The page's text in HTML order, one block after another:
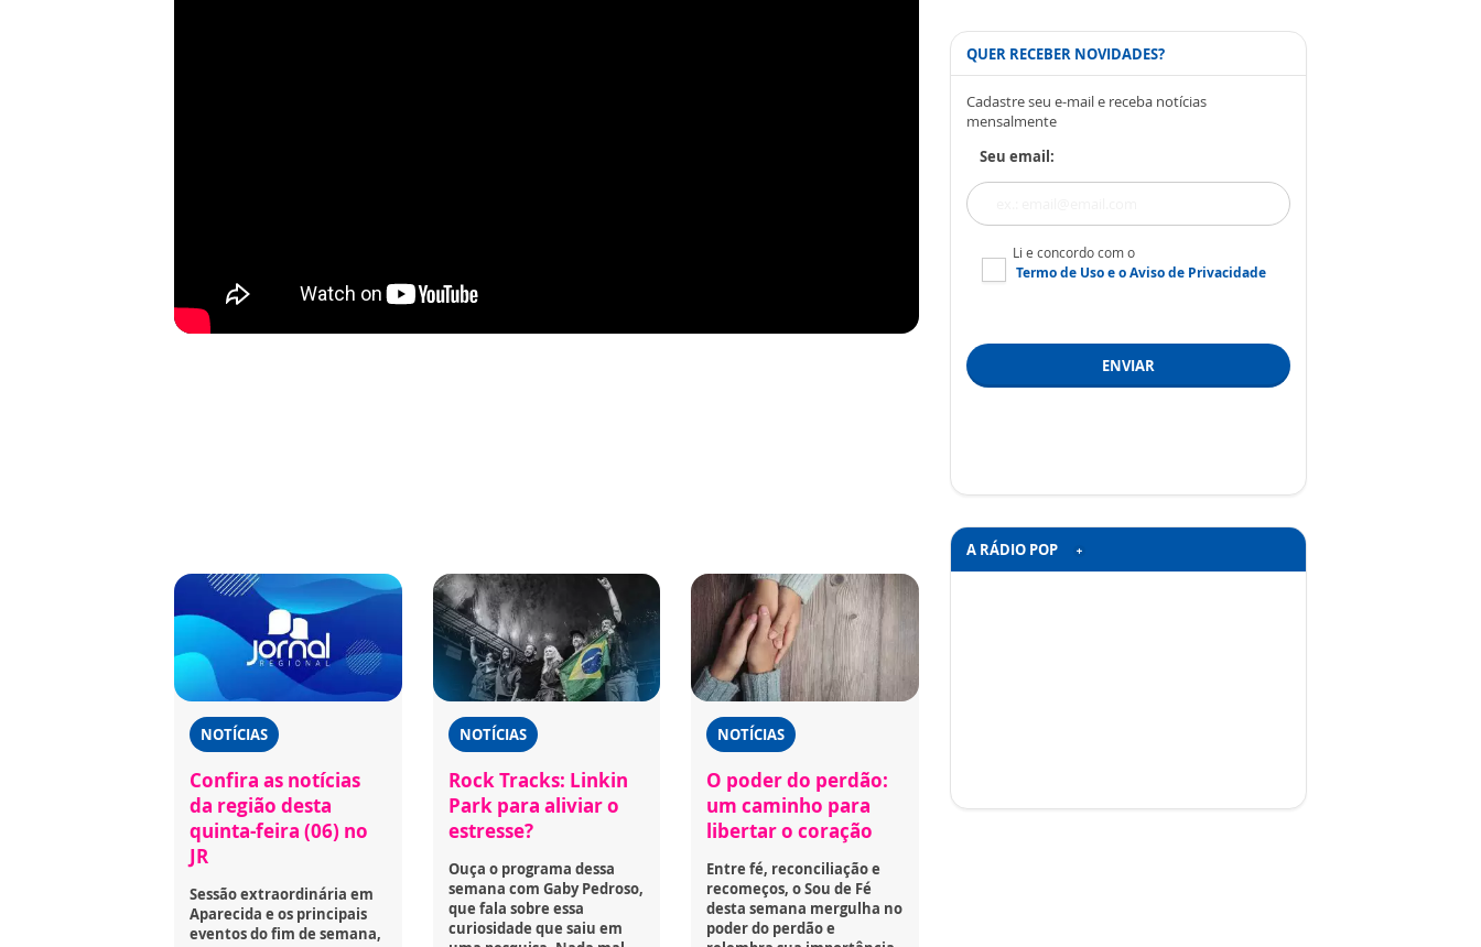
NOTÍCIAS
Confira as notícias
da região desta
quinta-feira (06) no
JR
Sessão extraordinária em
Aparecida e os principais
eventos do fim de semana,
NOTÍCIAS
Rock Tracks: Linkin
Park para aliviar o
estresse?
Ouça o programa dessa
semana com Gaby Pedroso,
que fala sobre essa
curiosidade que saiu em
NOTÍCIAS
O poder do perdão:
um caminho para
libertar o coração
Entre fé, reconciliação e
recomeços, o Sou de Fé
desta semana mergulha no
poder do perdão e
QUER RECEBER NOVIDADES?
Cadastre seu e-mail e receba notícias
mensalmente
Seu email:
Li e concordo com o
Termo de Usoe oAviso de Privacidade
ENVIAR
A RÁDIO POP